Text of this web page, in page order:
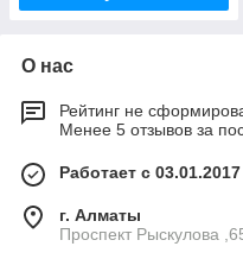
О нас
Рейтинг не
Менее 5 отзывов за
Работает с 03.01.2017
г. Алматы
Проспект Рыскулова